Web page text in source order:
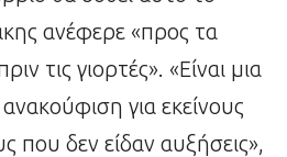
ανέφερε «προς τα
τις γιορτές». «Είναι μια
για εκείνους
που δεν είδαν αυξήσεις»,